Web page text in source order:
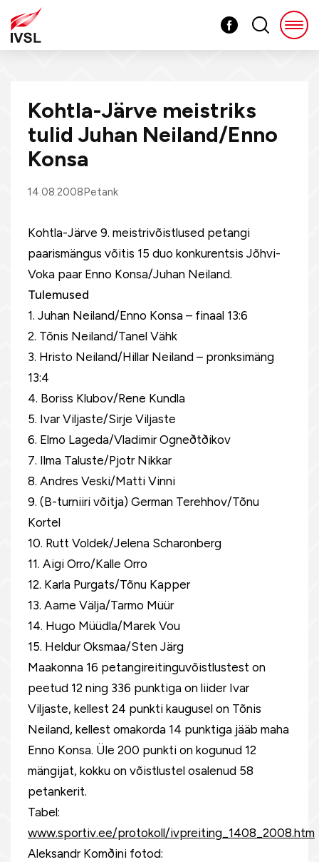
Kohtla-Järve meistriks
tulid Juhan Neiland/Enno
Konsa
14.08.2008Petank
Kohtla-Järve 9. meistrivõistlused petangi
paarismängus võitis 15 duo konkurentsis Jõhvi-
Voka paar Enno Konsa/Juhan Neiland.
Tulemused
1. Juhan Neiland/Enno Konsa – finaal 13:6
2. Tõnis Neiland/Tanel Vähk
3. Hristo Neiland/Hillar Neiland – pronksimäng
13:4
4. Boriss Klubov/Rene Kundla
5. Ivar Viljaste/Sirje Viljaste
6. Elmo Lageda/Vladimir Ogneðtðikov
7. Ilma Taluste/Pjotr Nikkar
8. Andres Veski/Matti Vinni
9. (B-turniiri võitja) German Terehhov/Tõnu
Kortel
10. Rutt Voldek/Jelena Scharonberg
11. Aigi Orro/Kalle Orro
12. Karla Purgats/Tõnu Kapper
13. Aarne Välja/Tarmo Müür
14. Hugo Müüdla/Marek Vou
15. Heldur Oksmaa/Sten Järg
Maakonna 16 petangireitinguvõistlustest on
peetud 12 ning 336 punktiga on liider Ivar
Viljaste, kellest 24 punkti kaugusel on Tõnis
Neiland, kellest omakorda 14 punktiga jääb maha
Enno Konsa. Üle 200 punkti on kogunud 12
mängijat, kokku on võistlustel osalenud 58
petankerit.
Tabel:
www.sportiv.ee/protokoll/ivpreiting_1408_2008.htm
Aleksandr Komðini fotod: